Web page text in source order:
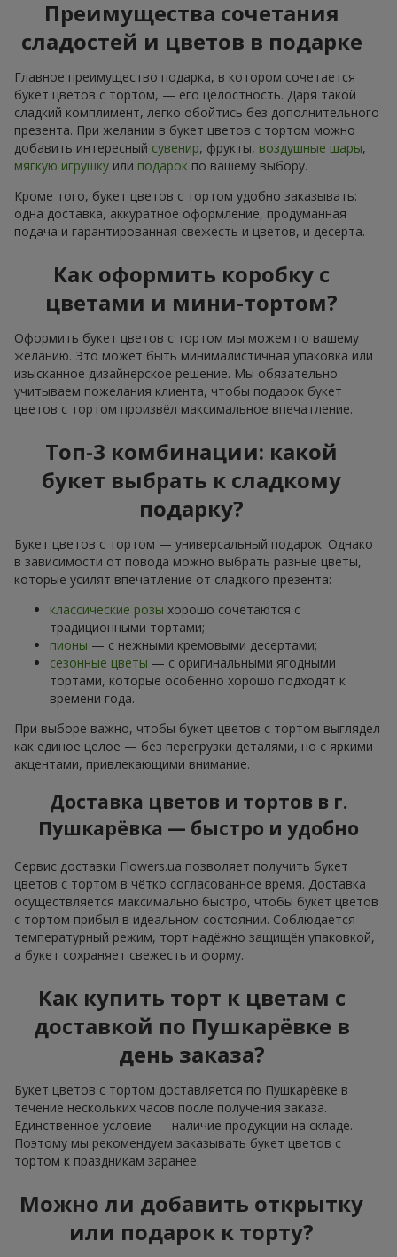
Преимущества сочетания
сладостей и цветов в подарке
Главное преимущество подарка, в котором сочетается
букет цветов с тортом, — его целостность. Даря такой
сладкий комплимент, легко обойтись без дополнительного
презента. При желании в букет цветов с тортом можно
добавить интересный сувенир, фрукты, воздушные шары,
мягкую игрушку или подарок по вашему выбору.
Кроме того, букет цветов с тортом удобно заказывать:
одна доставка, аккуратное оформление, продуманная
подача и гарантированная свежесть и цветов, и десерта.
Как оформить коробку с
цветами и мини-тортом?
Оформить букет цветов с тортом мы можем по вашему
желанию. Это может быть минималистичная упаковка или
изысканное дизайнерское решение. Мы обязательно
учитываем пожелания клиента, чтобы подарок букет
цветов с тортом произвёл максимальное впечатление.
Топ-3 комбинации: какой
букет выбрать к сладкому
подарку?
Букет цветов с тортом — универсальный подарок. Однако
в зависимости от повода можно выбрать разные цветы,
которые усилят впечатление от сладкого презента:
классические розы хорошо сочетаются с
традиционными тортами;
пионы — с нежными кремовыми десертами;
сезонные цветы — с оригинальными ягодными
тортами, которые особенно хорошо подходят к
времени года.
При выборе важно, чтобы букет цветов с тортом выглядел
как единое целое — без перегрузки деталями, но с яркими
акцентами, привлекающими внимание.
Доставка цветов и тортов в г.
Пушкарёвка — быстро и удобно
Сервис доставки Flowers.ua позволяет получить букет
цветов с тортом в чётко согласованное время. Доставка
осуществляется максимально быстро, чтобы букет цветов
с тортом прибыл в идеальном состоянии. Соблюдается
температурный режим, торт надёжно защищён упаковкой,
а букет сохраняет свежесть и форму.
Как купить торт к цветам с
доставкой по Пушкарёвке в
день заказа?
Букет цветов с тортом доставляется по Пушкарёвке в
течение нескольких часов после получения заказа.
Единственное условие — наличие продукции на складе.
Поэтому мы рекомендуем заказывать букет цветов с
тортом к праздникам заранее.
Можно ли добавить открытку
или подарок к торту?